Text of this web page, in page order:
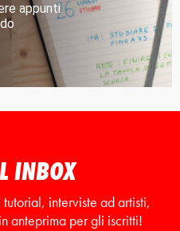
appunti
INBOX
interviste ad artisti,
anteprima per gli iscritti!